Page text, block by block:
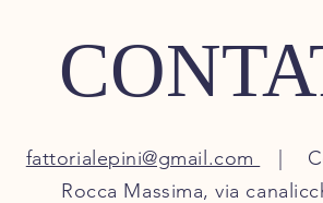
fattorialepini@gmail.com |
Rocca Massima, via